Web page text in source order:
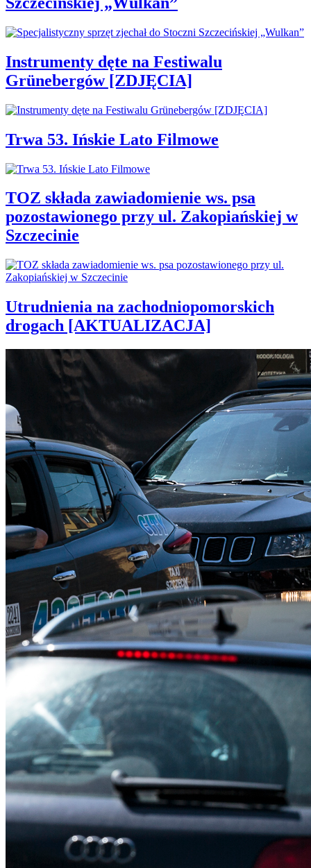
Instrumenty dęte na Festiwalu
Grünebergów [ZDJĘCIA]
Trwa 53. Ińskie Lato Filmowe
TOZ składa zawiadomienie ws. psa
pozostawionego przy ul. Zakopiańskiej w
Szczecinie
Utrudnienia na zachodniopomorskich
drogach [AKTUALIZACJA]